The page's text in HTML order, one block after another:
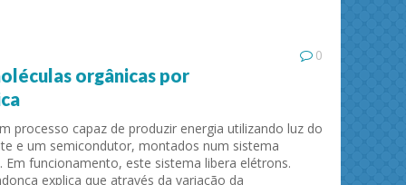
0
orgânicas por
processo capaz de produzir energia utilizando luz do
e um semicondutor, montados num sistema
Em funcionamento, este sistema libera elétrons.
explica que através da variação da